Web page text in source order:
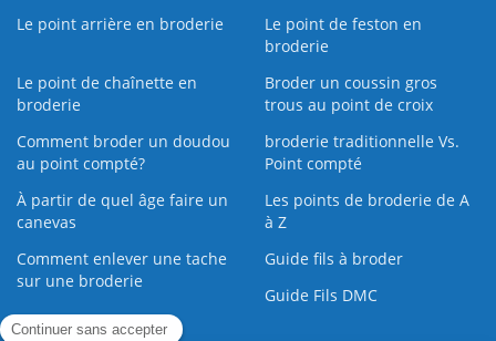
Le point arrière en broderie
Le point de feston en
broderie
Le point de chaînette en
broderie
Broder un coussin gros
trous au point de croix
Comment broder un doudou
au point compté?
broderie traditionnelle Vs.
Point compté
À partir de quel âge faire un
canevas
Les points de broderie de A
à Z
Comment enlever une tache
sur une broderie
Guide fils à broder
Guide Fils DMC
Guide de la Broderie